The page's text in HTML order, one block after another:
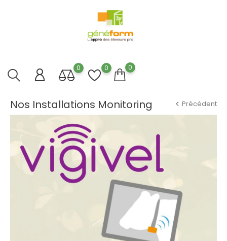
0 0 0
Nos Installations Monitoring  Précédent